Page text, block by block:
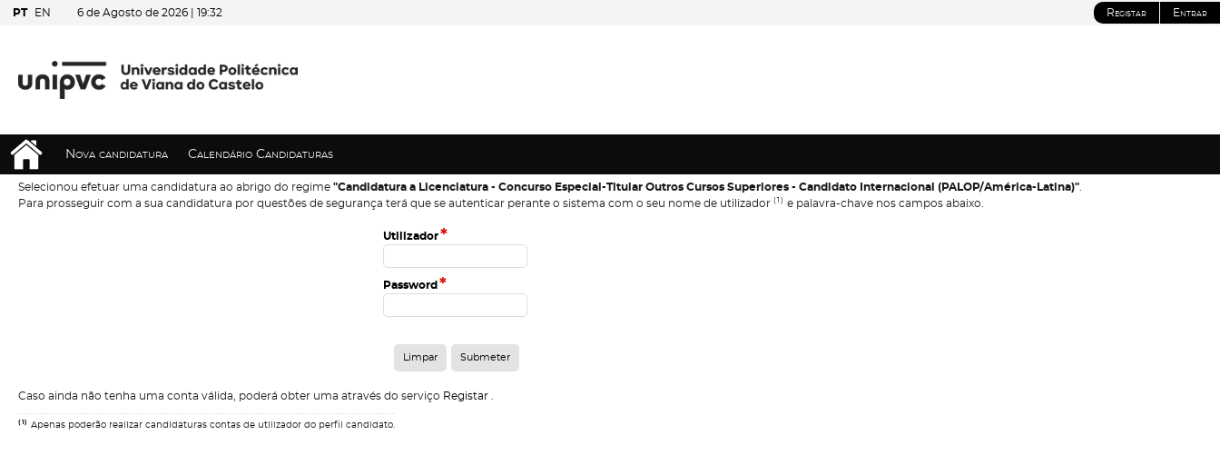
PT EN 6 de Agosto de 2026 | 19:32 Registar Entrar
Nova candidatura Calendário Candidaturas
Selecionou efetuar uma candidatura ao abrigo do regime "Candidatura a Licenciatura - Concurso Especial-Titular Outros Cursos Superiores - Candidato Internacional (PALOP/América-Latina)"
Para prosseguir com a sua candidatura por questões de segurança terá que se autenticar perante o sistema com o seu nome de utilizador (1) e palavra-chave nos campos abaixo.
Utilizador*
Password *
Caso ainda não tenha uma conta válida, poderá obter uma através do serviço Registar
(1) Apenas poderão realizar candidaturas contas de utilizador do perfil candidato.